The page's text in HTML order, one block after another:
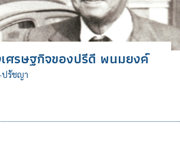
ศรษฐกิจของปรีดี พนมยงค์
รัชญา